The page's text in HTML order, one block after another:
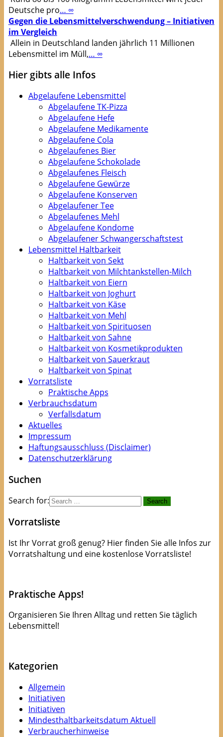
Deutsche pro… ∞
Gegen die Lebensmittelverschwendung – Initiativen
im Vergleich
Allein in Deutschland landen jährlich 11 Millionen
Lebensmittel im Müll,… ∞
Hier gibts alle Infos
Abgelaufene Lebensmittel
Abgelaufene TK-Pizza
Abgelaufene Hefe
Abgelaufene Medikamente
Abgelaufene Cola
Abgelaufenes Bier
Abgelaufene Schokolade
Abgelaufenes Fleisch
Abgelaufene Gewürze
Abgelaufene Konserven
Abgelaufener Tee
Abgelaufenes Mehl
Abgelaufene Kondome
Abgelaufener Schwangerschaftstest
Lebensmittel Haltbarkeit
Haltbarkeit von Sekt
Haltbarkeit von Milchtankstellen-Milch
Haltbarkeit von Eiern
Haltbarkeit von Joghurt
Haltbarkeit von Käse
Haltbarkeit von Mehl
Haltbarkeit von Spirituosen
Haltbarkeit von Sahne
Haltbarkeit von Kosmetikprodukten
Haltbarkeit von Sauerkraut
Haltbarkeit von Spinat
Vorratsliste
Praktische Apps
Verbrauchsdatum
Verfallsdatum
Aktuelles
Impressum
Haftungsausschluss (Disclaimer)
Datenschutzerklärung
Suchen
Search for:
Vorratsliste
Ist Ihr Vorrat groß genug? Hier finden Sie alle Infos zur
Vorratshaltung und eine kostenlose Vorratsliste!
Praktische Apps!
Organisieren Sie Ihren Alltag und retten Sie täglich
Lebensmittel!
Kategorien
Allgemein
Initiativen
Initiativen
Mindesthaltbarkeitsdatum Aktuell
Verbraucherhinweise